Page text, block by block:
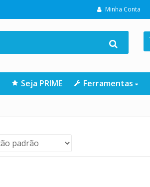
Minha Conta
Seja PRIME Ferramentas